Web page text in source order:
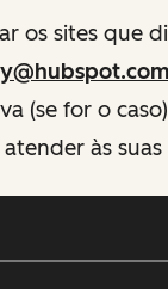
os sites que
(se for o
às suas